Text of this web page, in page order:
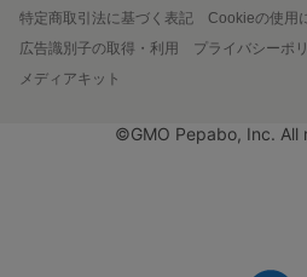
特定商取引法に基づく表記
Cookieの使用
広告識別子の取得・利用
プライバシーポ
メディアキット
©GMO Pepabo, Inc. All